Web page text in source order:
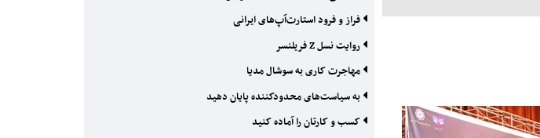
فراز و فرود استارت‌آپ‌های ایرانی
روایت نسل Z فریلنسر
مهاجرت کاری به سوشال مدیا
به سیاست‌های محدودکننده‌ پایان دهید
کسب و کارتان را آماده کنید